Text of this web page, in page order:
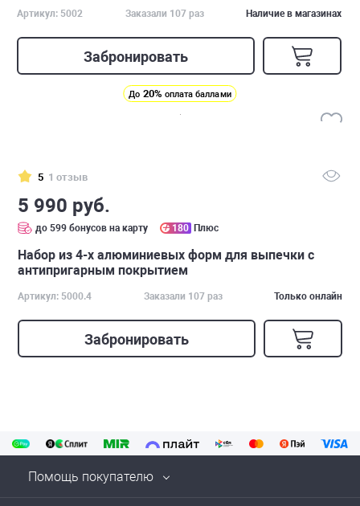
Артикул: 5002 Заказали 107 раз Наличие в магазинах
Забронировать
До 20% оплата баллами
5 1 отзыв
5 990 руб.
до 599 бонусов на карту 180 Плюс
Набор из 4-х алюминиевых форм для выпечки с
антипригарным покрытием
Артикул: 5000.4 Заказали 107 раз Только онлайн
Забронировать
Помощь покупателю